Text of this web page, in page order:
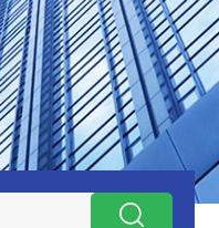
开关RS34 意大利